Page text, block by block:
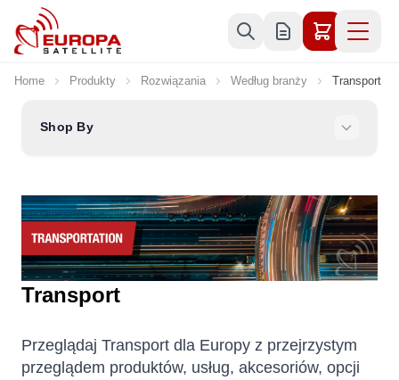
Skip to Content
Home Produkty Rozwiązania Według branży Transport
Shop By
Transport
Przeglądaj Transport dla Europy z przejrzystym
przeglądem produktów, usług, akcesoriów, opcji